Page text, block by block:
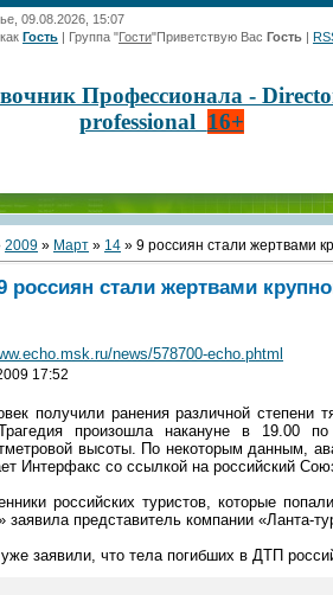
09.08.2026, 15:07
Гость | Группа "Гости"Приветствую Вас Гость |
Профессионала -
professional 16+
2009 » Март » 14 » 9 россиян стали жертвами
россиян стали жертвами
news/578700-echo.phtml
17:52
получили ранения различной степени
произошла накануне в 19.00
высоты. По некоторым данным,
Интерфакс со ссылкой на российский
российских туристов, которые
заявила представитель компании «Ланта-
заявили, что тела погибших в ДТП